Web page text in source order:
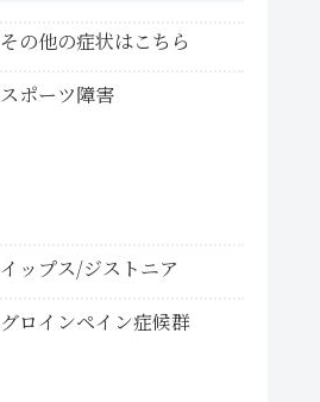
その他の症状はこちら
スポーツ障害
イップス/ジストニア
グロインペイン症候群